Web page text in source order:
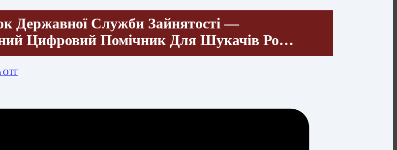
Державної Служби Зайнятості —
Цифровий Помічник Для Шукачів Ро…
ОТГ